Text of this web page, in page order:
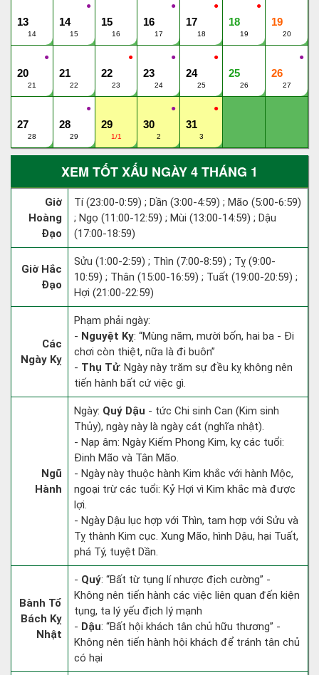
13
14
●
14
15
15
16
●
16
17
●
17
18
●
18
19
19
20
●
20
21
21
22
●
22
23
●
23
24
●
24
25
25
26
●
26
27
27
28
●
28
29
29
1/1
●
30
2
●
31
3
XEM TỐT XẤU NGÀY 4 THÁNG 1
Giờ
Hoàng
Đạo
Tí (23:00-0:59) ; Dần (3:00-4:59) ; Mão (5:00-6:59)
; Ngọ (11:00-12:59) ; Mùi (13:00-14:59) ; Dậu
(17:00-18:59)
Giờ Hắc
Đạo
Sửu (1:00-2:59) ; Thìn (7:00-8:59) ; Tỵ (9:00-
10:59) ; Thân (15:00-16:59) ; Tuất (19:00-20:59) ;
Hợi (21:00-22:59)
Các
Ngày Kỵ
Phạm phải ngày:
- Nguyệt Kỵ: “Mùng năm, mười bốn, hai ba - Đi
chơi còn thiệt, nữa là đi buôn”
- Thụ Tử: Ngày này trăm sự đều kỵ không nên
tiến hành bất cứ việc gì.
Ngũ
Hành
Ngày: Quý Dậu - tức Chi sinh Can (Kim sinh
Thủy), ngày này là ngày cát (nghĩa nhật).
- Nạp âm: Ngày Kiếm Phong Kim, kỵ các tuổi:
Đinh Mão và Tân Mão.
- Ngày này thuộc hành Kim khắc với hành Mộc,
ngoại trừ các tuổi: Kỷ Hợi vì Kim khắc mà được
lợi.
- Ngày Dậu lục hợp với Thìn, tam hợp với Sửu và
Tỵ thành Kim cục. Xung Mão, hình Dậu, hại Tuất,
phá Tý, tuyệt Dần.
Bành Tổ
Bách Kỵ
Nhật
- Quý: “Bất từ tụng lí nhược địch cường” -
Không nên tiến hành các việc liên quan đến kiện
tụng, ta lý yếu địch lý mạnh
- Dậu: “Bất hội khách tân chủ hữu thương” -
Không nên tiến hành hội khách để tránh tân chủ
có hại